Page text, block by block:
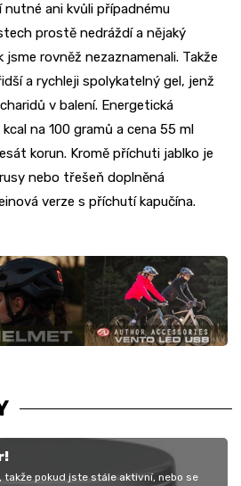
ani kvůli případnému
prostě nedráždí a nějaký
rovněž nezaznamenali. Takže
a rychleji spolykatelný gel, jenž
v balení. Energetická
na 100 gramů a cena 55 ml
korun. Kromě příchuti jablko je
nebo třešeň doplněná
verze s příchutí kapučína.
takže pokud jste stále aktivní, nebo se